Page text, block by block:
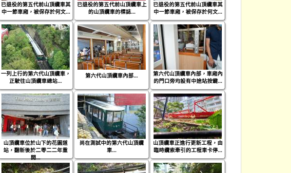
已退役的第五代前山頂纜車其
中一節車廂，被保存於何文...
已退役的第五代前山頂纜車上
的山頂纜車的標誌...
已退役的第五代前山頂纜車其
中一節車廂，被保存於何文...
一列上行的第六代山頂纜車，
正駛往山頂纜車總站...
第六代山頂纜車內部...
第六代山頂纜車內部，車廂內
的門口旁均設有中途站按鍵...
山頂纜車位於山下的花園道
站，翻新後於二零二二年重
開...
尚在測試中的第六代山頂纜
車...
山頂纜車正進行更新工程，由
臨時纜索牽引的工程車卡停...